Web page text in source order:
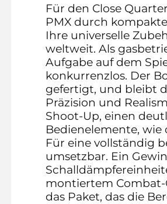
Für den Close
PMX durch
Ihre universelle
weltweit. Als
Aufgabe auf dem
konkurrenzlos. Der
gefertigt, und bleibt
Präzision und
Shoot-Up, einen
Bedienelemente,
Für eine vollständig
umsetzbar. Ein
montiertem Combat-
das Paket, das die